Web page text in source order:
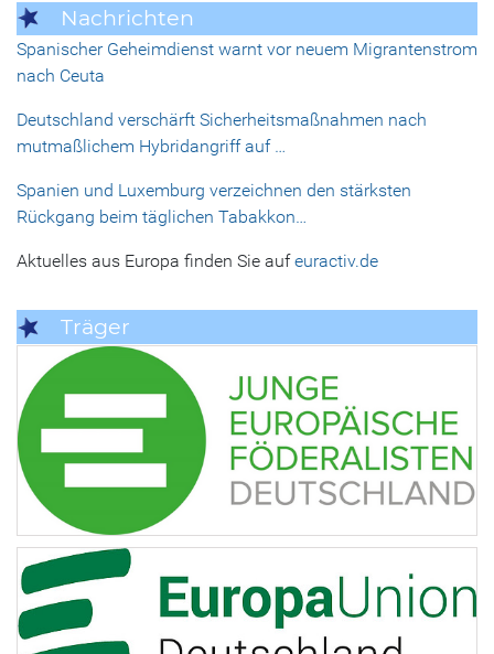
Nachrichten
Spanischer Geheimdienst warnt vor neuem Migrantenstrom
nach Ceuta
Deutschland verschärft Sicherheitsmaßnahmen nach
mutmaßlichem Hybridangriff auf …
Spanien und Luxemburg verzeichnen den stärksten
Rückgang beim täglichen Tabakkon…
Aktuelles aus Europa finden Sie aufeuractiv.de
Träger